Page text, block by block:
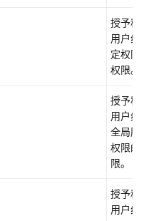
授予移
用户组
定权限
权限。
授予移
用户组
全局服
权限的
限。
授予移
用户组